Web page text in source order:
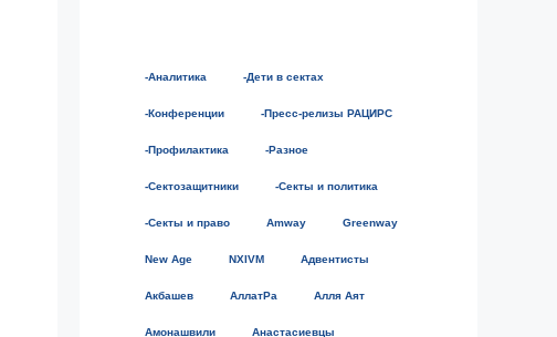
-Аналитика -Дети в сектах
-Конференции -Пресс-релизы РАЦИРС
-Профилактика -Разное
-Сектозащитники -Секты и политика
-Секты и право Amway Greenway
New Age NXIVM Адвентисты
Акбашев АллатРа Алля Аят
Амонашвили Анастасиевцы